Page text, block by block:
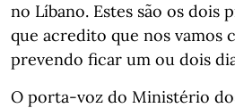
no Líbano. Estes são os dois
que acredito que nos vamos
prevendo ficar um ou dois
O porta-voz do Ministério